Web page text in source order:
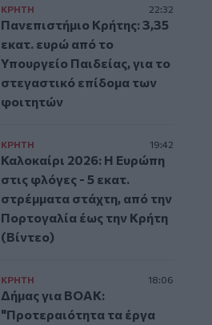
ΚΡΗΤΗ 22:32
Πανεπιστήμιο Κρήτης: 3,35
εκατ. ευρώ από το
Υπουργείο Παιδείας, για το
στεγαστικό επίδομα των
φοιτητών
ΚΡΗΤΗ 19:42
Καλοκαίρι 2026: Η Ευρώπη
στις φλόγες - 5 εκατ.
στρέμματα στάχτη, από την
Πορτογαλία έως την Κρήτη
(Βίντεο)
ΚΡΗΤΗ 18:06
Δήμας για ΒΟΑΚ:
"Προτεραιότητα τα έργα